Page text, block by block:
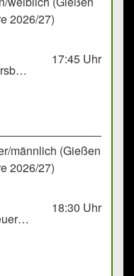
2026/27)
HSG Eibelshausen/Ewersbach GbR 2
17:45 Uhr
männlich (Gießen
2026/27)
HSG Großen-Buseck/Beuern 1
18:30 Uhr